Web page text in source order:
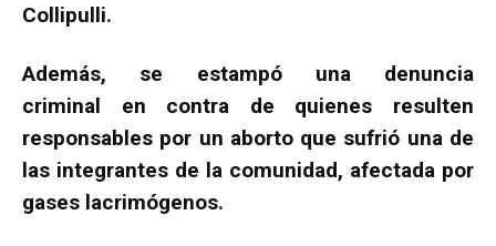
Collipulli.
Además, se estampó una denuncia
criminal en contra de quienes resulten
responsables por un aborto que sufrió una de
las integrantes de la comunidad, afectada por
gases lacrimógenos.